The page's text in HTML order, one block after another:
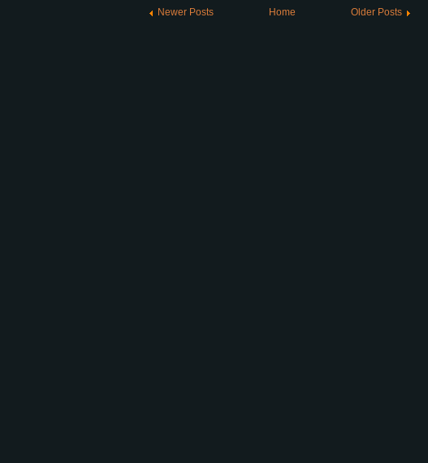
Newer Posts Older Posts
Home